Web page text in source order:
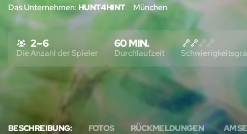
Das Unternehmen: HUNT4HINT München
BESCHREIBUNG: FOTOS RÜCKMELDUNGEN4 AM
2 – 6
Die Anzahl der Spieler
60 MIN.
Durchlaufzeit